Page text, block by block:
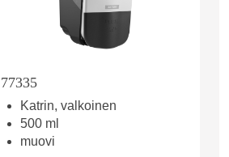
77335
Katrin, valkoinen
500 ml
muovi